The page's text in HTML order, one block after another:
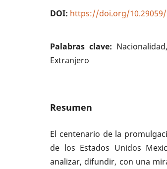
DOI: https://doi.org/10.29059/
Palabras clave:
Extranjero
Resumen
El centenario de la
de los Estados Unidos
analizar, difundir, con una